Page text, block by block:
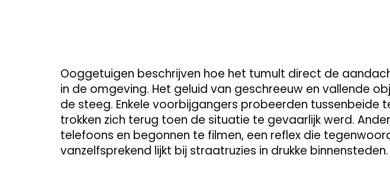
Ooggetuigen beschrijven hoe het tumult direct de
in de omgeving. Het geluid van geschreeuw en vallende
de steeg. Enkele voorbijgangers probeerden tussenbeide
trokken zich terug toen de situatie te gevaarlijk werd.
telefoons en begonnen te filmen, een reflex die
vanzelfsprekend lijkt bij straatruzies in drukke binnensteden.